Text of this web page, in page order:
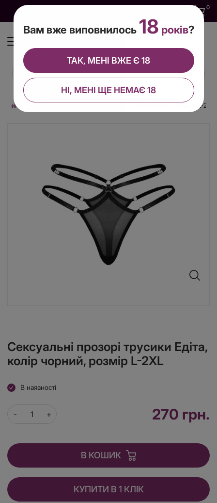
0
Сексуальні прозорі трусики Едіта, колір чорний, розмір L-2XL
Сексуальні прозорі трусики Едіта,
колір чорний, розмір L-2XL
В наявності
270 грн.
В КОШИК
КУПИТИ В 1 КЛІК
Вам вже виповнилось 18 років?
НІ, МЕНІ ЩЕ НЕМАЄ 18
ТАК, МЕНІ ВЖЕ Є 18